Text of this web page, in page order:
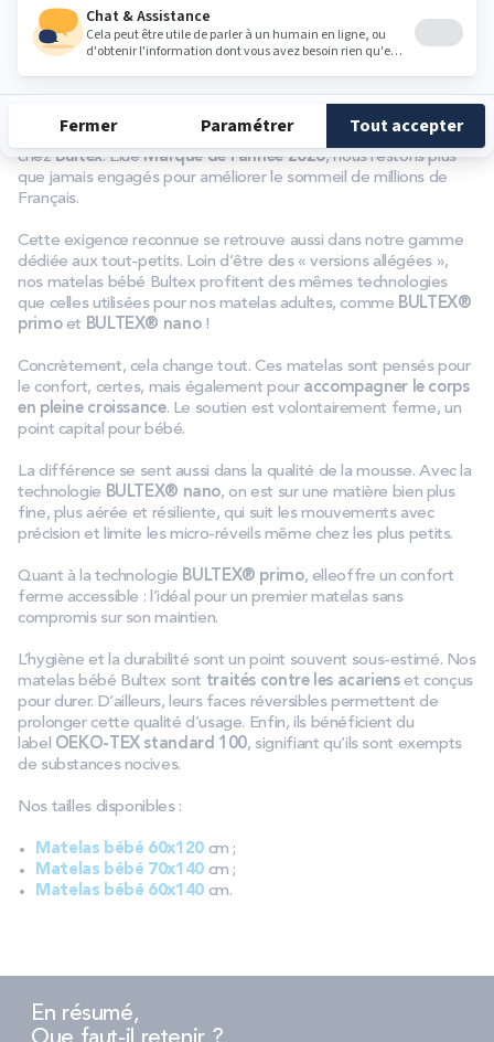
Le type de lit, c’est bien pour la sécurité et les repères de
l’enfant. Mais au-delà de ça, le confort reste un élément clé
dont il faut parler.
Investir dans un bon matelasest essentiel pour garantir un
soutien adapté et favoriser de meilleures conditions de
D’ailleurs, cette approche globale du sommeil est primordiale
chez Bultex. Élue Marque de l’année 2026, nous restons plus
que jamais engagés pour améliorer le sommeil de millions de
Français.
Cette exigence reconnue se retrouve aussi dans notre gamme
dédiée aux tout-petits. Loin d’être des « versions allégées »,
nos matelas bébé Bultex profitent des mêmes technologies
que celles utilisées pour nos matelas adultes, comme BULTEX®
primoet BULTEX® nano!
Concrètement, cela change tout. Ces matelas sont pensés pour
le confort, certes, mais également pour accompagner le corps
en pleine croissance. Le soutien est volontairement ferme, un
point capital pour bébé.
La différence se sent aussi dans la qualité de la mousse. Avec la
technologie BULTEX® nano, on est sur une matière bien plus
fine, plus aérée et résiliente, qui suit les mouvements avec
précision et limite les micro-réveils même chez les plus petits.
Quant à la technologie BULTEX® primo, elleoffre un confort
ferme accessible : l’idéal pour un premier matelas sans
compromis sur son maintien.
L’hygiène et la durabilité sont un point souvent sous-estimé. Nos
matelas bébé Bultex sont traités contre les acarienset conçus
pour durer. D’ailleurs, leurs faces réversibles permettent de
prolonger cette qualité d’usage. Enfin, ils bénéficient du
label OEKO-TEX standard 100, signifiant qu’ils sont exempts
de substances nocives.
Nos tailles disponibles :
Matelas bébé 60x120cm ;
Matelas bébé 70x140cm ;
Matelas bébé 60x140cm.
En résumé,